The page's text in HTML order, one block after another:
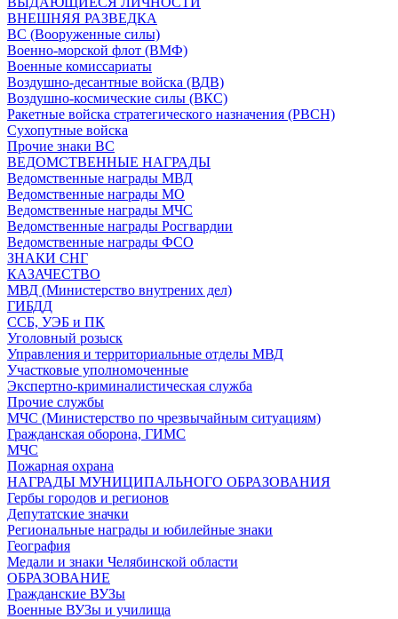
ВНЕШНЯЯ РАЗВЕДКА
ВС (Вооруженные силы)
Военно-морской флот (ВМФ)
Военные комиссариаты
Воздушно-десантные войска (ВДВ)
Воздушно-космические силы (ВКС)
Ракетные войска стратегического назначения (РВСН)
Сухопутные войска
Прочие знаки ВС
ВЕДОМСТВЕННЫЕ НАГРАДЫ
Ведомственные награды МВД
Ведомственные награды МО
Ведомственные награды МЧС
Ведомственные награды Росгвардии
Ведомственные награды ФСО
ЗНАКИ СНГ
КАЗАЧЕСТВО
МВД (Министерство внутрених дел)
ГИБДД
ССБ, УЭБ и ПК
Уголовный розыск
Управления и территориальные отделы МВД
Участковые уполномоченные
Экспертно-криминалистическая служба
Прочие службы
МЧС (Министерство по чрезвычайным ситуациям)
Гражданская оборона, ГИМС
МЧС
Пожарная охрана
НАГРАДЫ МУНИЦИПАЛЬНОГО ОБРАЗОВАНИЯ
Гербы городов и регионов
Депутатские значки
Региональные награды и юбилейные знаки
География
Медали и знаки Челябинской области
ОБРАЗОВАНИЕ
Гражданские ВУЗы
Военные ВУЗы и училища